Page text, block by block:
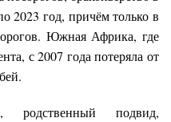
2023 год, причём только в
Южная Африка, где
с 2007 года потеряла от
родственный подвид,